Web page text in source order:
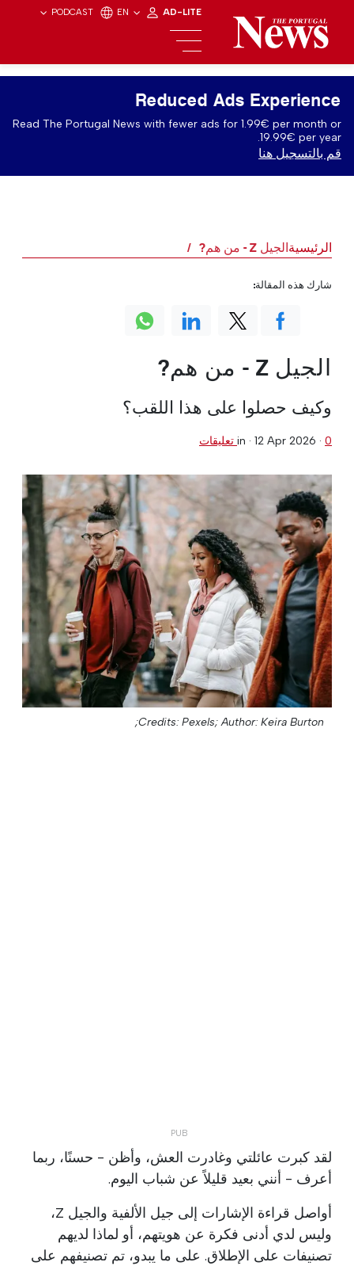
PODCAST EN AD-LITE
Reduced Ads Experience
Read The Portugal News with fewer ads for 1.99€ per month or
19.99€ per year.
قم بالتسجيل هنا
الرئيسيةالجيل Z - من هم?
الجيل Z - من هم?
وكيف حصلوا على هذا اللقب؟
in · 12 Apr 2026 · 0 تعليقات
Credits: Pexels; Author: Keira Burton;
لقد كبرت عائلتي وغادرت العش، وأظن - حسنًا، ربما
أعرف - أنني بعيد قليلاً عن شباب اليوم.
أواصل قراءة الإشارات إلى جيل الألفية والجيل Z،
وليس لدي أدنى فكرة عن هويتهم، أو لماذا لديهم
تصنيفات على الإطلاق. على ما يبدو، تم تصنيفهم على
شارك هذه المقالة: